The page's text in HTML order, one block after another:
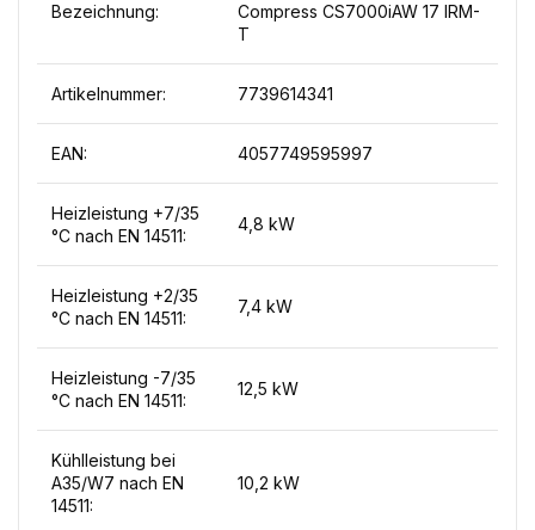
Bezeichnung:
Compress CS7000iAW 17 IRM-
T
Artikelnummer: 7739614341
EAN: 4057749595997
Heizleistung +7/35
°C nach EN 14511:
4,8 kW
Heizleistung +2/35
°C nach EN 14511:
7,4 kW
Heizleistung -7/35
°C nach EN 14511:
12,5 kW
Kühlleistung bei
A35/W7 nach EN
14511:
10,2 kW